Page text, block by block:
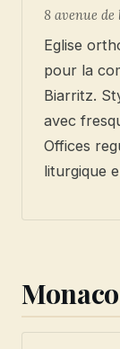
8 avenue
Eglise
pour la
Biarritz.
avec
Offices
liturgique
Monaco